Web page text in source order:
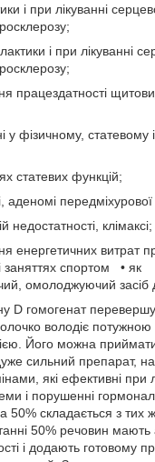
і при лікуванні
і при лікуванні
працездатності
у фізичному, статевому
статевих функцій;
аденомі
недостатності, клімаксі;
енергетичних витрат
заняттях спортом • як
омолоджуючий засіб
D гомогенат
володіє
Його можна приймати
сильний препарат,
які ефективні при
і порушенні
50% складається з тих
50% речовин
і додають готовому